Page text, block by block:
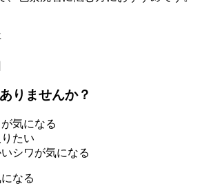
りませんか？
気になる
たい
シワが気になる
なる